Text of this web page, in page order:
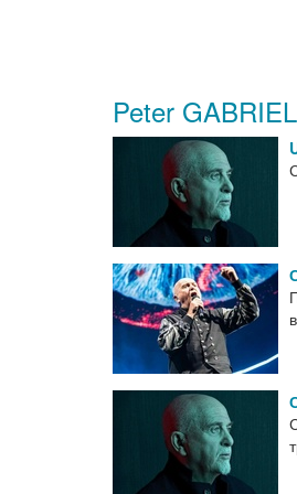
Peter GABRIEL